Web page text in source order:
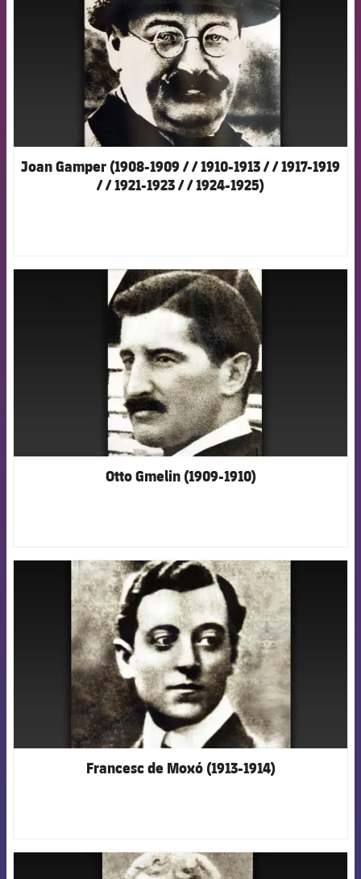
Joan Gamper (1908-1909 / / 1910-1913 / / 1917-1919
/ / 1921-1923 / / 1924-1925)
FCB Barcelona badge
Otto Gmelin (1909-1910)
FCB Barcelona badge
Francesc de Moxó (1913-1914)
FCB Barcelona badge